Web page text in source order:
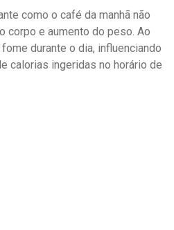
como o café da manhã não
corpo e aumento do peso. Ao
durante o dia, influenciando
calorias ingeridas no horário de